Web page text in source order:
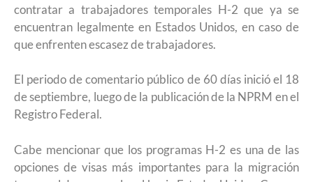
contratar a trabajadores temporales H-2 que ya se
encuentran legalmente en Estados Unidos, en caso de
que enfrenten escasez de trabajadores.
El periodo de comentario público de 60 días inició el 18
de septiembre, luego de la publicación de la NPRM en el
Registro Federal.
Cabe mencionar que los programas H-2 es una de las
opciones de visas más importantes para la migración